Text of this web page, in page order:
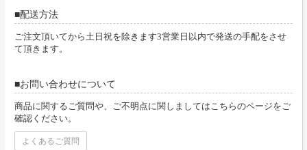
配送方法
ご注文頂いてから土日祝を除きます3営業日以内で発送の手配をさせ
て頂きます。
お問い合わせについて
商品に関するご質問や、ご不明点に関しましてはこちらのページをご
確認ください。
よくあるご質問